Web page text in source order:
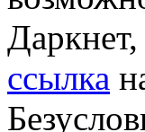
ссылка